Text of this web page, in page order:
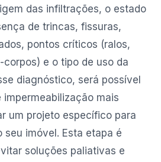
das infiltrações, o estado
de trincas, fissuras,
pontos críticos (ralos,
e o tipo de uso da
diagnóstico, será possível
mais
um projeto específico para
seu imóvel. Esta etapa é
soluções paliativas e